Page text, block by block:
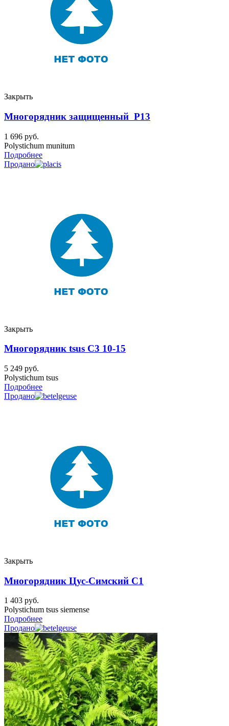
Закрыть
Многорядник защищенный P13
1 696 руб.
Polystichum munitum
Подробнее
Продано
Закрыть
Многорядник tsus C3 10-15
5 249 руб.
Polystichum tsus
Подробнее
Продано
Закрыть
Многорядник Цус-Cимский C1
1 403 руб.
Polystichum tsus siemense
Подробнее
Продано